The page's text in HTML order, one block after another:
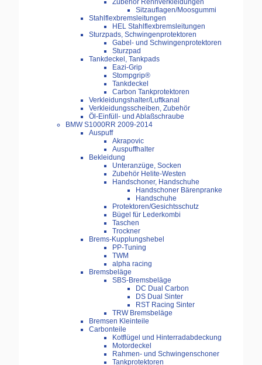
Zubehör Rennverkleidungen
Sitzauflagen/Moosgummi
Stahlflexbremsleitungen
HEL Stahlflexbremsleitungen
Sturzpads, Schwingenprotektoren
Gabel- und Schwingenprotektoren
Sturzpad
Tankdeckel, Tankpads
Eazi-Grip
Stompgrip®
Tankdeckel
Carbon Tankprotektoren
Verkleidungshalter/Luftkanal
Verkleidungsscheiben, Zubehör
Öl-Einfüll- und Ablaßschraube
BMW S1000RR 2009-2014
Auspuff
Akrapovic
Auspuffhalter
Bekleidung
Unteranzüge, Socken
Zubehör Helite-Westen
Handschoner, Handschuhe
Handschoner Bärenpranke
Handschuhe
Protektoren/Gesichtsschutz
Bügel für Lederkombi
Taschen
Trockner
Brems-Kupplungshebel
PP-Tuning
TWM
alpha racing
Bremsbeläge
SBS-Bremsbeläge
DC Dual Carbon
DS Dual Sinter
RST Racing Sinter
TRW Bremsbeläge
Bremsen Kleinteile
Carbonteile
Kotflügel und Hinterradabdeckung
Motordeckel
Rahmen- und Schwingenschoner
Tankprotektoren